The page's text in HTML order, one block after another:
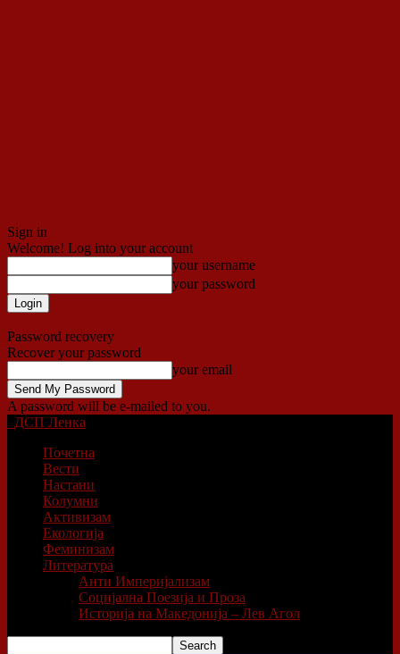
Sign in
Welcome! Log into your account
your username
your password
Password recovery
Recover your password
your email
A password will be e-mailed to you.
ДСП Ленка
Почетна
Вести
Настани
Колумни
Активизам
Екологија
Феминизам
Литература
Анти Империјализам
Социјална Поезија и Проза
Историја на Македонија – Лев Агол